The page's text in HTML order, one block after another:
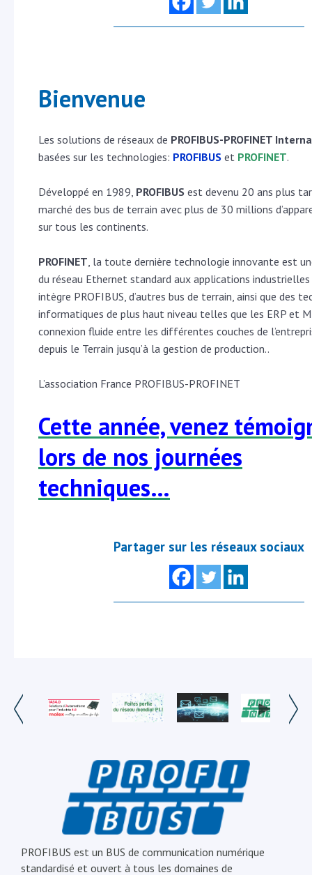
Bienvenue
Les solutions de réseaux de PROFIBUS-PROFINET
basées sur les technologies: PROFIBUS et PROFINET.
Développé en 1989, PROFIBUS est devenu 20 ans plus
marché des bus de terrain avec plus de 30 millions
sur tous les continents.
PROFINET, la toute dernière technologie innovante est
du réseau Ethernet standard aux applications industrielles
intègre PROFIBUS, d’autres bus de terrain, ainsi que des
informatiques de plus haut niveau telles que les ERP et
connexion fluide entre les différentes couches de
depuis le Terrain jusqu’à la gestion de production..
L’association France PROFIBUS-PROFINET
Cette année, venez
lors de nos journées
techniques…
Partager sur les réseaux sociaux
PROFIBUS est un BUS de communication numérique
standardisé et ouvert à tous les domaines de